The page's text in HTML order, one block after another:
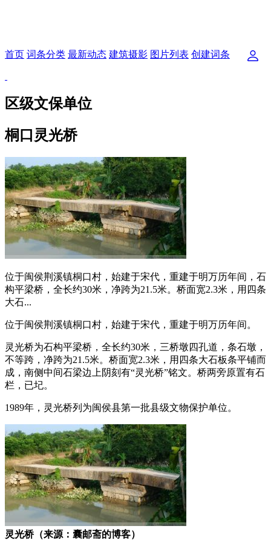
首页 词条分类 最新动态 建筑摄影 图片列表 创建词条
区级文保单位
桐口灵光桥
位于闽侯荆溪镇桐口村，始建于宋代，重建于明万历年间，石
构平梁桥，全长约30米，净跨为21.5米。桥面宽2.3米，用四条
大石...
位于闽侯荆溪镇桐口村，始建于宋代，重建于明万历年间。
灵光桥为石构平梁桥，全长约30米，三桥墩四孔道，条石墩，
不等跨，净跨为21.5米。桥面宽2.3米，用四条大石板条平铺而
成，南侧中间石梁边上阴刻有“灵光桥”铭文。桥两旁原置有石
栏，已圮。
1989年，灵光桥列为闽侯县第一批县级文物保护单位。
灵光桥（来源：囊邮斋的博客）